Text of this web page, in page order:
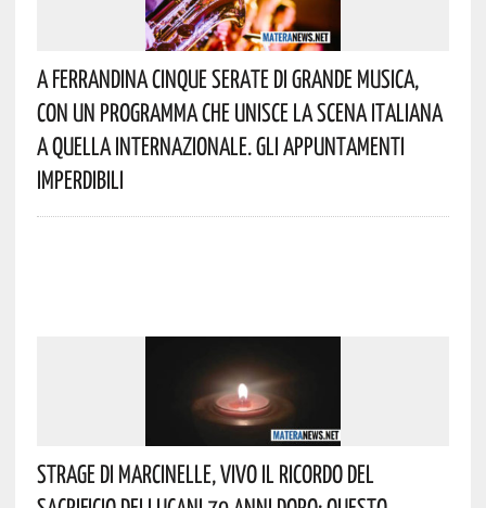
A Ferrandina Cinque Serate Di Grande Musica,
Con Un Programma Che Unisce La Scena Italiana
A Quella Internazionale. Gli Appuntamenti
Imperdibili
Strage Di Marcinelle, Vivo Il Ricordo Del